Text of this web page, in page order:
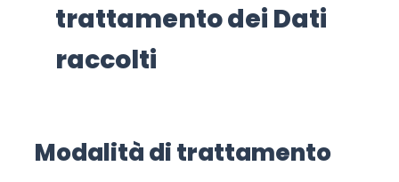
trattamento dei Dati
raccolti
Modalità di trattamento